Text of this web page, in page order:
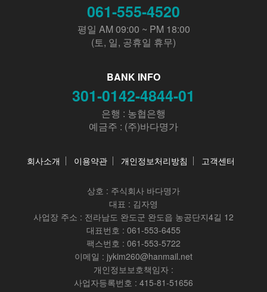
061-555-4520
평일 AM 09:00 ~ PM 18:00
(토, 일, 공휴일 휴무)
BANK INFO
301-0142-4844-01
은행 : 농협은행
예금주 : (주)바다명가
회사소개 이용약관 개인정보처리방침 고객센터
상호 : 주식회사 바다명가
대표 : 김자영
사업장 주소 : 전라남도 완도군 완도읍 농공단지4길 12
대표번호 : 061-553-6455
팩스번호 : 061-553-5722
이메일 : jykim260@hanmail.net
개인정보보호책임자 :
사업자등록번호 : 415-81-51656